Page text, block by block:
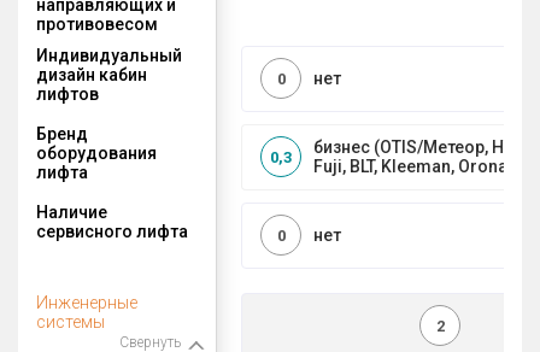
направляющих и
противовесом
Индивидуальный
дизайн кабин
лифтов
нет
0
Бренд
оборудования
лифта
бизнес (OTIS/Метеор,
Fuji, BLT, Kleeman, Orona)
0,3
Наличие
сервисного лифта
нет
0
Инженерные
системы
Свернуть
2